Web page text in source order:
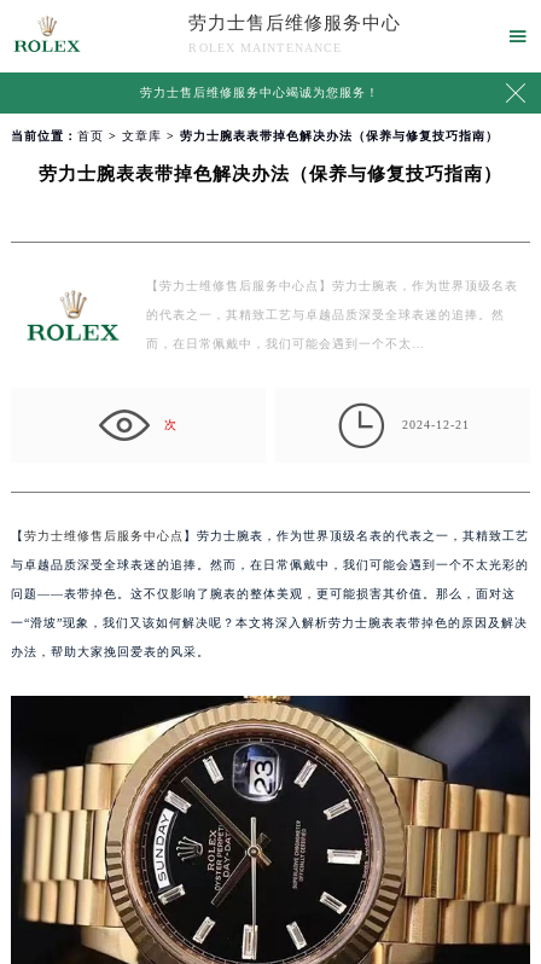
劳力士售后维修服务中心
ROLEX MAINTENANCE

劳力士售后维修服务中心竭诚为您服务！ 
当前位置： 首页 > 文章库 > 劳力士腕表表带掉色解决办法（保养与修复技巧指南）
劳力士腕表表带掉色解决办法（保养与修复技巧指南）
【劳力士维修售后服务中心点】劳力士腕表，作为世界顶级名表
的代表之一，其精致工艺与卓越品质深受全球表迷的追捧。然
而，在日常佩戴中，我们可能会遇到一个不太…
次  2024-12-21
【劳力士维修售后服务中心点 】劳力士腕表，作为世界顶级名表的代表之一，其精致工艺
与卓越品质深受全球表迷的追捧。然而，在日常佩戴中，我们可能会遇到一个不太光彩的
问题——表带掉色。这不仅影响了腕表的整体美观，更可能损害其价值。那么，面对这
一“滑坡”现象，我们又该如何解决呢？本文将深入解析劳力士腕表表带掉色的原因及解决
办法，帮助大家挽回爱表的风采。